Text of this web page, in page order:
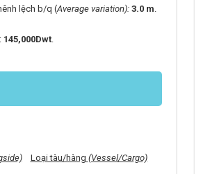
b/q (Average variation): 3.0 m.
145,000Dwt.
Loại tàu/hàng (Vessel/Cargo)